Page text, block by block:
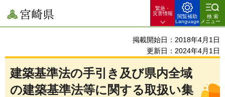
宮崎県
緊急・
災害情報
閲覧補助
Language
検索
メニュー
掲載開始日：2018年4月1日
更新日：2024年4月1日
建築基準法の手引き及び県内全域
の建築基準法等に関する取扱い集